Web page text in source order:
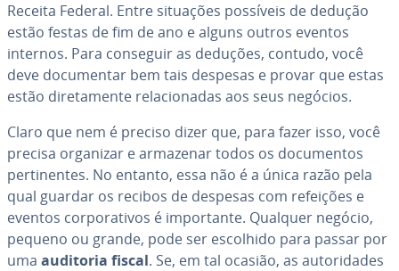
Receita Federal. Entre situações possíveis de dedução
estão festas de fim de ano e alguns outros eventos
internos. Para conseguir as deduções, contudo, você
deve do­cu­men­tar bem tais despesas e provar que estas
estão di­re­ta­mente re­la­ci­o­na­das aos seus negócios.
Claro que nem é preciso dizer que, para fazer isso, você
precisa organizar e armazenar todos os do­cu­men­tos
per­ti­nen­tes. No entanto, essa não é a única razão pela
qual guardar os recibos de despesas com refeições e
eventos cor­po­ra­ti­vos é im­por­tante. Qualquer negócio,
pequeno ou grande, pode ser escolhido para passar por
uma auditoria fiscal. Se, em tal ocasião, as au­to­ri­da­des